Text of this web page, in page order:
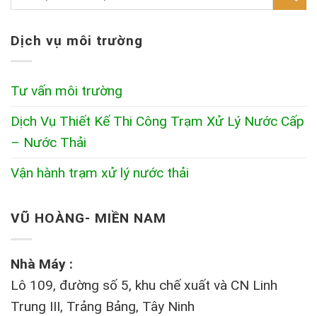
Dịch vụ môi trường
Tư vấn môi trường
Dịch Vụ Thiết Kế Thi Công Trạm Xử Lý Nước Cấp
– Nước Thải
Vận hành trạm xử lý nước thải
VŨ HOÀNG- MIỀN NAM
Nhà Máy :
Lô 109, đường số 5, khu chế xuất và CN Linh
Trung III, Trảng Bảng, Tây Ninh